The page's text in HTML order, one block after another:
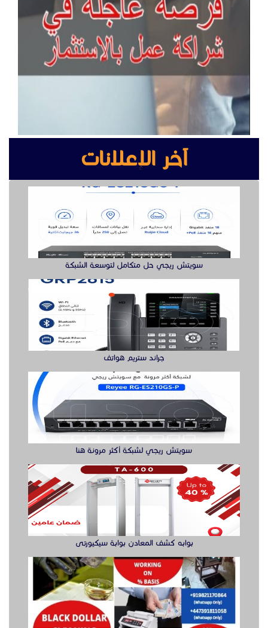
آخر الإعلانات
سويتش ريجي حل متكامل لتوسعة الشبكة
جراند ستريم هواتف
سويتش ريجي لشبكة أكثر مرونة هنا
بوابه كشف المعادن بوابة سيكيورتى
buy ssd solution
كراسي حضور عالية الجودة للمعارض